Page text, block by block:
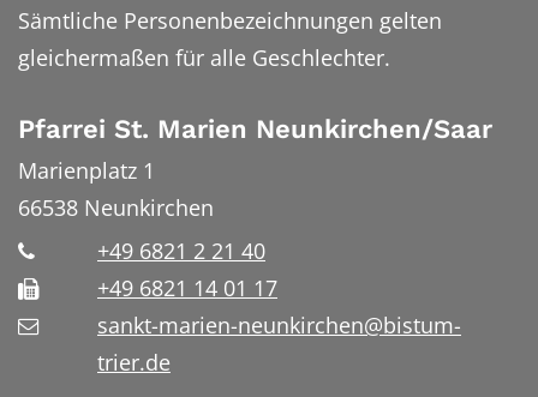
Sämtliche Personenbezeichnungen gelten
gleichermaßen für alle Geschlechter.
Pfarrei St. Marien Neunkirchen/Saar
Marienplatz 1
66538 Neunkirchen
+49 6821 2 21 40
+49 6821 14 01 17
sankt-marien-neunkirchen@bistum-
trier.de